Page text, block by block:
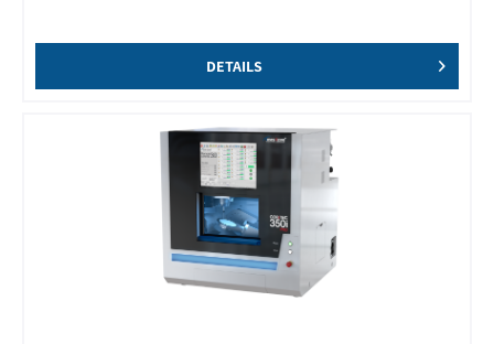
DETAILS